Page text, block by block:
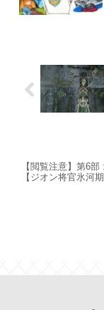
【閲覧注意】第6
【ジオン将官氷河期